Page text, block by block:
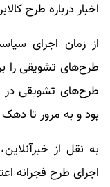
اخبار درباره طرح
از زمان اجرای
طرح‌های تشویقی را
بود و به مرور تا
به نقل از
اجرای طرح فجرانه